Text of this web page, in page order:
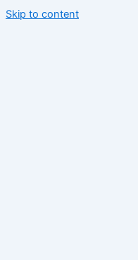
Skip to content